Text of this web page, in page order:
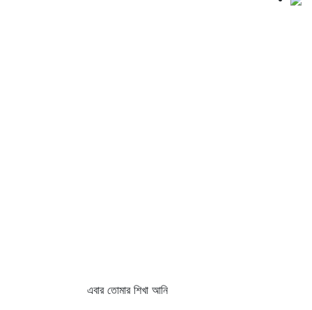
এবার তোমার শিখা আনি